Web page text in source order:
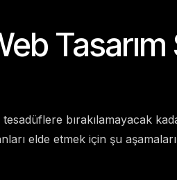
Tasarım
bırakılamayacak
elde etmek için şu